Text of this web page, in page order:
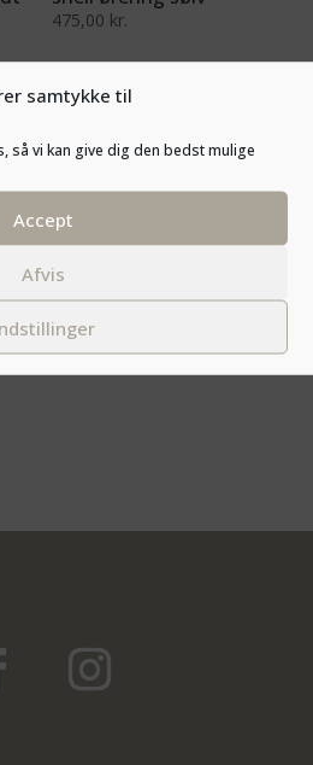
samtykke til
så vi kan give dig den bedst mulige
Accept
Afvis
475,00 kr.
Jane Kønig – Small
curly hoop sølv
525,00kr.